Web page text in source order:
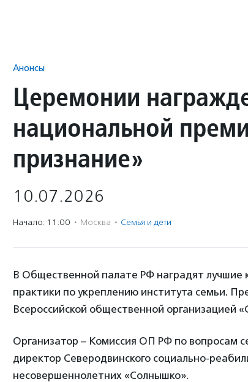
Анонсы
Церемонии
национальной
признание»
10.07.2026
Начало: 11:00 · Москва · Семья и дети
В Общественной палате РФ наградят лучшие
практики по укреплению института семьи.
Всероссийской общественной организацией
Организатор – Комиссия ОП РФ по вопросам
директор Северодвинского социально-
несовершеннолетних «Солнышко».